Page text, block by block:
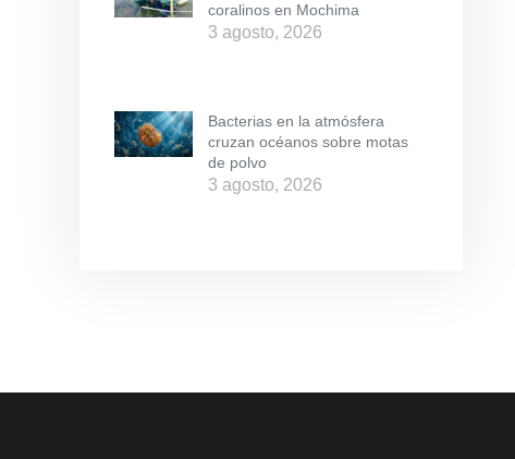
coralinos en Mochima
3 agosto, 2026
Bacterias en la atmósfera
cruzan océanos sobre motas
de polvo
3 agosto, 2026